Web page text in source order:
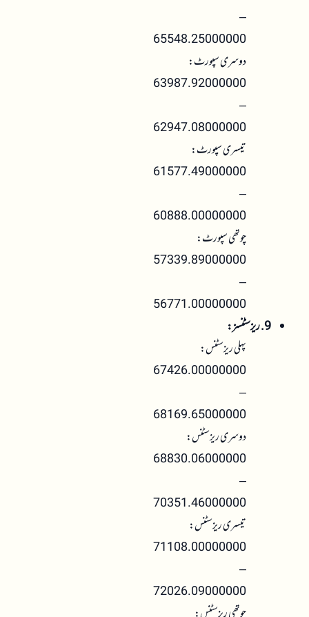
–
65548.25000000
دوسری سپورٹ:
63987.92000000
–
62947.08000000
تیسری سپورٹ:
61577.49000000
–
60888.00000000
چوتھی سپورٹ:
57339.89000000
–
56771.00000000
9. ریزسٹنسز:
پہلی ریزسٹنس:
67426.00000000
–
68169.65000000
دوسری ریزسٹنس:
68830.06000000
–
70351.46000000
تیسری ریزسٹنس:
71108.00000000
–
72026.09000000